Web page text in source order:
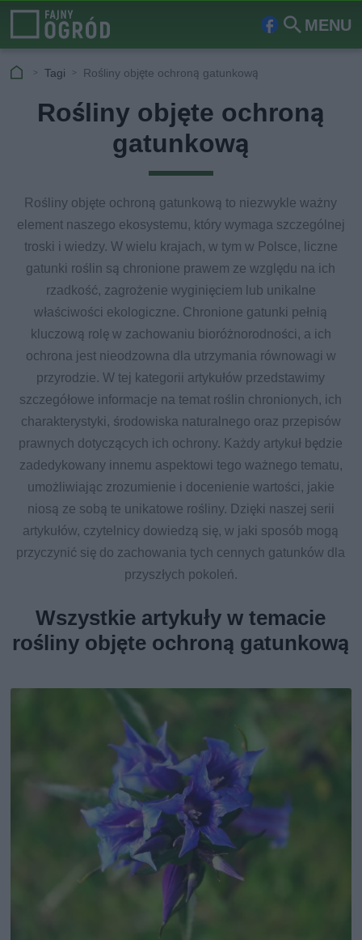
MENU
Fa Szu
Tagi Rośliny objęte ochroną gatunkową
Rośliny objęte ochroną
gatunkową
Rośliny objęte ochroną gatunkową to niezwykle ważny
element naszego ekosystemu, który wymaga szczególnej
troski i wiedzy. W wielu krajach, w tym w Polsce, liczne
gatunki roślin są chronione prawem ze względu na ich
rzadkość, zagrożenie wyginięciem lub unikalne
właściwości ekologiczne. Chronione gatunki pełnią
kluczową rolę w zachowaniu bioróżnorodności, a ich
ochrona jest nieodzowna dla utrzymania równowagi w
przyrodzie. W tej kategorii artykułów przedstawimy
szczegółowe informacje na temat roślin chronionych, ich
charakterystyki, środowiska naturalnego oraz przepisów
prawnych dotyczących ich ochrony. Każdy artykuł będzie
zadedykowany innemu aspektowi tego ważnego tematu,
umożliwiając zrozumienie i docenienie wartości, jakie
niosą ze sobą te unikatowe rośliny. Dzięki naszej serii
artykułów, czytelnicy dowiedzą się, w jaki sposób mogą
przyczynić się do zachowania tych cennych gatunków dla
przyszłych pokoleń.
Wszystkie artykuły w temacie
rośliny objęte ochroną gatunkową